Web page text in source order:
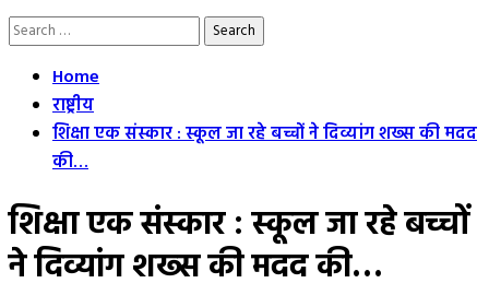
Search
Home
राष्ट्रीय
शिक्षा एक संस्कार : स्कूल जा रहे बच्चों ने दिव्यांग शख्स की मदद
की…
शिक्षा एक संस्कार : स्कूल जा रहे बच्चों
ने दिव्यांग शख्स की मदद की…